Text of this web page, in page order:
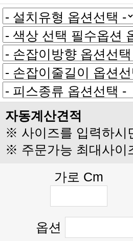
자동계산견적
※ 사이즈를 입력하시
※ 주문가능 최대사이
가로 Cm
옵션